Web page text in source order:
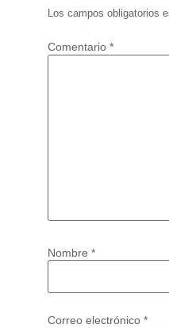
Los campos obligatorios
Comentario *
Nombre *
Correo electrónico *